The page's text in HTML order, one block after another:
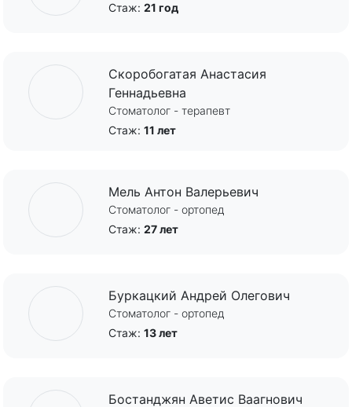
Стаж: 21 год
Скоробогатая Анастасия
Геннадьевна
Стоматолог - терапевт
Стаж: 11 лет
Мель Антон Валерьевич
Стоматолог - ортопед
Стаж: 27 лет
Буркацкий Андрей Олегович
Стоматолог - ортопед
Стаж: 13 лет
Бостанджян Аветис Ваагнович